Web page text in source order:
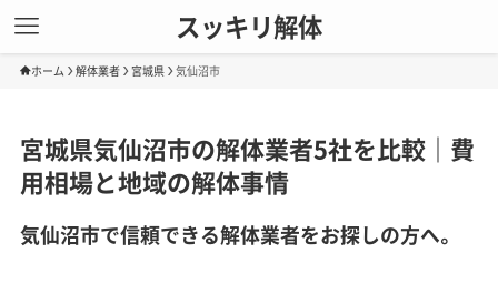
スッキリ解体
ホーム 解体業者 宮城県 気仙沼市
宮城県気仙沼市の解体業者5社を比較｜費
用相場と地域の解体事情
気仙沼市で信頼できる解体業者をお探しの方へ。